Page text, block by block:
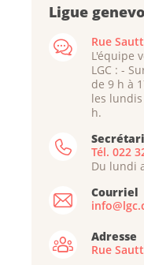
Ligue
Rue
L'équipe
LGC : -
de 9 h à
les
h.
Tél. 022
Du lundi
Courriel
Adresse
Rue